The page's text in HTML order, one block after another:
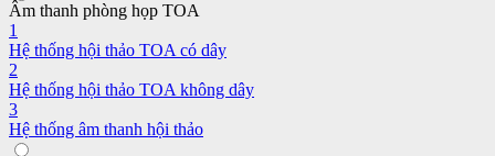
Âm thanh phòng họp TOA
1
Hệ thống hội thảo TOA có dây
2
Hệ thống hội thảo TOA không dây
3
Hệ thống âm thanh hội thảo